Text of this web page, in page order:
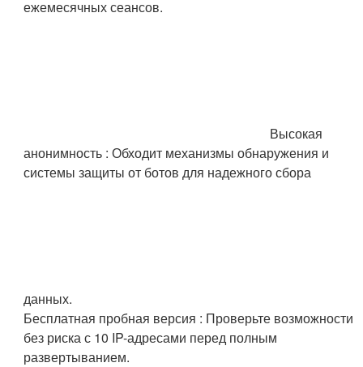
ежемесячных сеансов.
Высокая
анонимность : Обходит механизмы обнаружения и
системы защиты от ботов для надежного сбора
данных.
Бесплатная пробная версия : Проверьте возможности
без риска с 10 IP-адресами перед полным
развертыванием.